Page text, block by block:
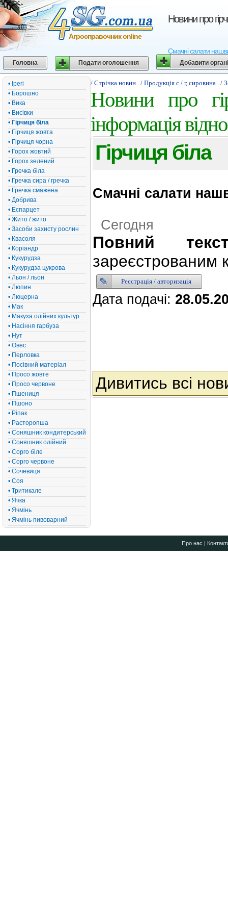
Новини про
Смачні салати
Агросправочник online
Головна Подати оголошення Добавити
• Ірегі
• Борошно
• Вика
• Висівки
• Гірчиця біла
• Гірчиця жовта
• Гірчиця чорна
• Горох жовтий
• Горох зелений
• Гречка біла
• Гречка сира / гречка
• Гречка смажена
• Добрива
• Еспарцет
• Жито / жито
• Засоби захисту рослин
• Квасоля
• Коріандр
• Кукурудза
• Кукурудза цукрова
• Льон / льон
• Люпин
• Люцерна
• Мак
• Макуха олійних культур
• Насіння гарбуза
• Нут
• Овес
• Перловка
• Посівний матеріал
• Просо жовте
• Просо червоне
• Пшениця
• Пшоно
• Ріпак
• Расторопша
• Соняшник кондитерський
• Соняшник олійний
• Сорго біле
• Сорго червоне
• Сочевиця
• Соя
• Тритикале
• Ячка
• Ячмінь
• Ячмінь пивоварний
/ Стрічка новин / Продукція с / г, сировина /
Новини про
інформація
Гірчиця біла
Смачні салати
Сегодня
Повний
зареєстрованим
Реєстрація / авторизація
Дата подачі:
Дивитись всі
Про нас |